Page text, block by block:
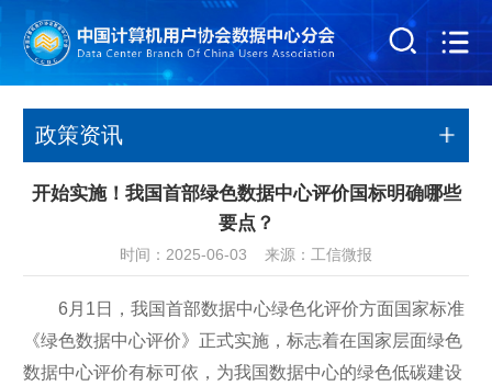
政策资讯
开始实施！我国首部绿色数据中心评价国标明确哪些
要点？
时间：2025-06-03 来源：工信微报
6月1日，我国首部数据中心绿色化评价方面国家标准
《绿色数据中心评价》正式实施，标志着在国家层面绿色
数据中心评价有标可依，为我国数据中心的绿色低碳建设